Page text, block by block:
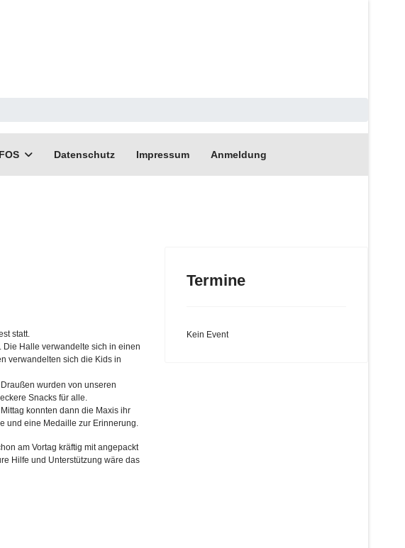
Datenschutz Impressum Anmeldung
statt.
Halle verwandelte sich in einen
verwandelten sich die Kids in
wurden von unseren
Snacks für alle.
konnten dann die Maxis ihr
und eine Medaille zur Erinnerung.
am Vortag kräftig mit angepackt
Hilfe und Unterstützung wäre das
Termine
Kein Event